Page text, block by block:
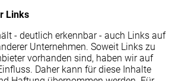
Links
- deutlich erkennbar - auch Links auf
Unternehmen. Soweit Links zu
vorhanden sind, haben wir auf
Daher kann für diese Inhalte